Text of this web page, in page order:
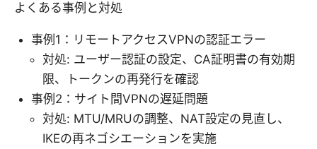
よくある事例と対処
事例1：リモートアクセスVPNの認証エラー
対処: ユーザー認証の設定、CA証明書の有効期
限、トークンの再発行を確認
事例2：サイト間VPNの遅延問題
対処: MTU/MRUの調整、NAT設定の見直し、
IKEの再ネゴシエーションを実施